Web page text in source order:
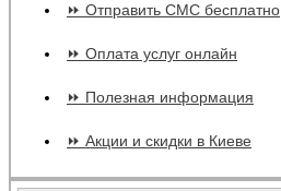
⏩ Отправить СМС бесплатно
⏩ Оплата услуг онлайн
⏩ Полезная информация
⏩ Акции и скидки в Киеве